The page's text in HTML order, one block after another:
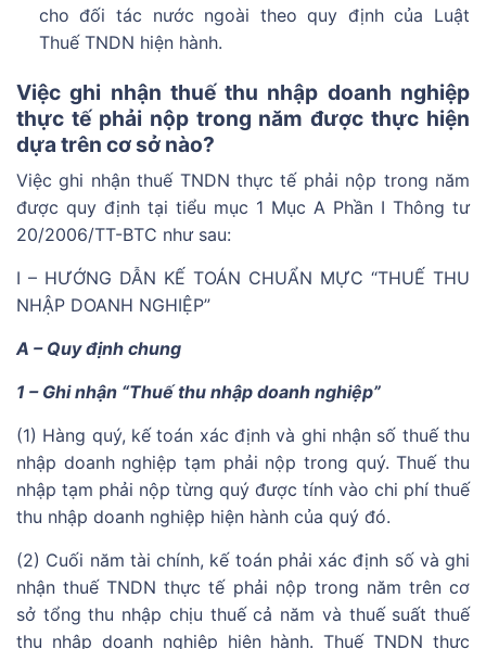
cho đối tác nước ngoài theo quy định của Luật
Thuế TNDN hiện hành.
Việc ghi nhận thuế thu nhập doanh nghiệp
thực tế phải nộp trong năm được thực hiện
dựa trên cơ sở nào?
Việc ghi nhận thuế TNDN thực tế phải nộp trong năm
được quy định tại tiểu mục 1 Mục A Phần I Thông tư
20/2006/TT-BTC như sau:
I – HƯỚNG DẪN KẾ TOÁN CHUẨN MỰC “THUẾ THU
NHẬP DOANH NGHIỆP”
A – Quy định chung
1 – Ghi nhận “Thuế thu nhập doanh nghiệp”
(1) Hàng quý, kế toán xác định và ghi nhận số thuế thu
nhập doanh nghiệp tạm phải nộp trong quý. Thuế thu
nhập tạm phải nộp từng quý được tính vào chi phí thuế
thu nhập doanh nghiệp hiện hành của quý đó.
(2) Cuối năm tài chính, kế toán phải xác định số và ghi
nhận thuế TNDN thực tế phải nộp trong năm trên cơ
sở tổng thu nhập chịu thuế cả năm và thuế suất thuế
thu nhập doanh nghiệp hiện hành. Thuế TNDN thực